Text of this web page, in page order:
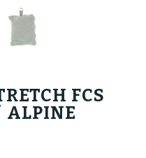
FCS
ALPINE